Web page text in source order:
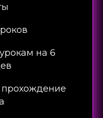
на 6
прохождение